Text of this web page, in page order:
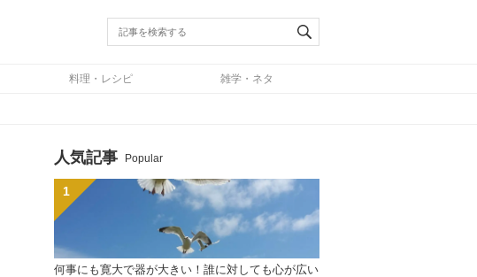
料理・レシピ 雑学・ネタ
人気記事 Popular
何事にも寛大で器が大きい！誰に対しても心が広い